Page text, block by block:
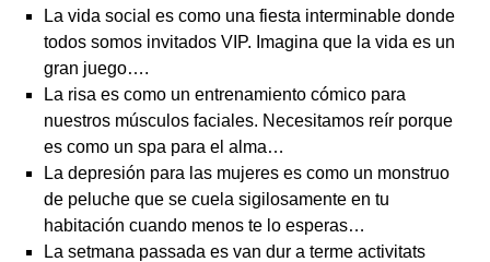
La vida social es como una fiesta interminable donde
todos somos invitados VIP. Imagina que la vida es un
gran juego….
La risa es como un entrenamiento cómico para
nuestros músculos faciales. Necesitamos reír porque
es como un spa para el alma…
La depresión para las mujeres es como un monstruo
de peluche que se cuela sigilosamente en tu
habitación cuando menos te lo esperas…
La setmana passada es van dur a terme activitats